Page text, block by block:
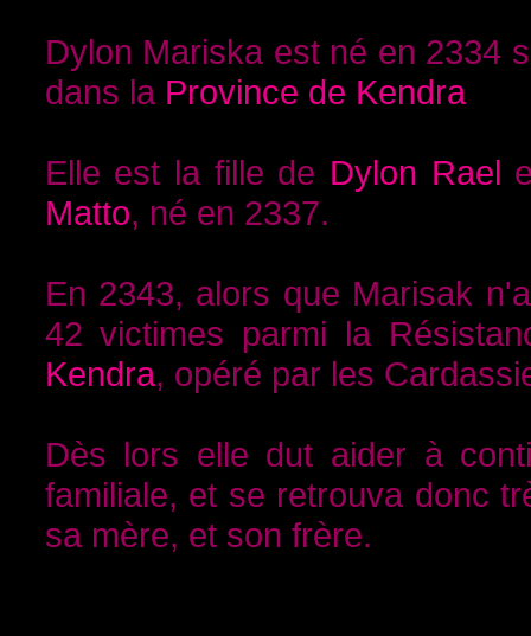
Dylon Mariska est né en 2334
dans la Province de Kendra
Elle est la fille de Dylon Rael
Matto, né en 2337.
En 2343, alors que Marisak
42 victimes parmi la
Kendra, opéré par les
Dès lors elle dut aider à
familiale, et se retrouva donc
sa mère, et son frère.